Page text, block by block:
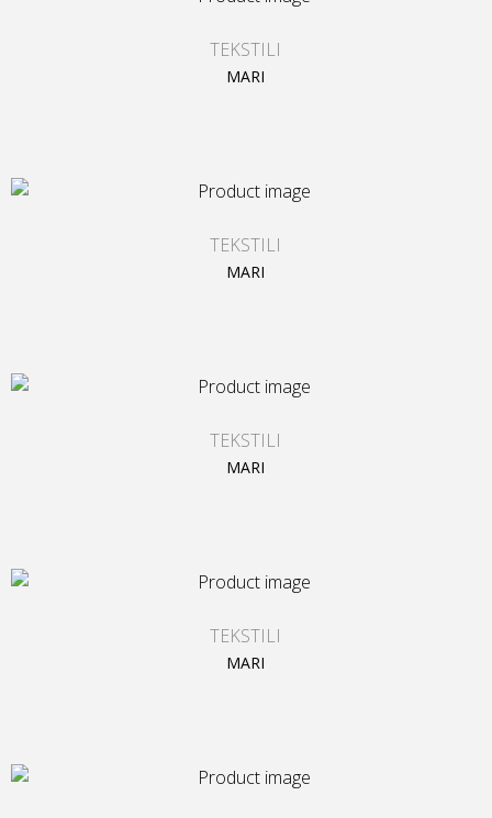
TEKSTILI
MARI
TEKSTILI
MARI
TEKSTILI
MARI
TEKSTILI
MARI